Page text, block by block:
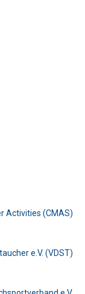
Activities (CMAS)
e.V. (VDST)